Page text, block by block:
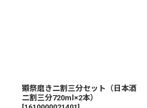
獺祭磨き二割三分セット（日本酒
二割三分720ml×2本）